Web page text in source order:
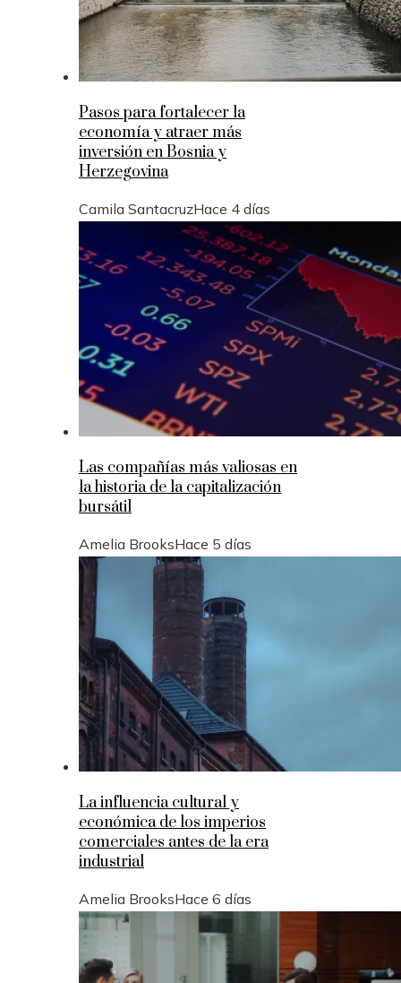
Pasos para fortalecer la
economía y atraer más
inversión en Bosnia y
Herzegovina
Camila SantacruzHace 4 días
Las compañías más valiosas en
la historia de la capitalización
bursátil
Amelia BrooksHace 5 días
La influencia cultural y
económica de los imperios
comerciales antes de la era
industrial
Amelia BrooksHace 6 días